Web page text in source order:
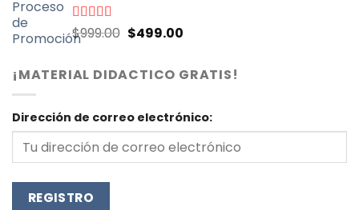
Valorado
con
$999.00 El
original
era:
$499.00El
actual
es:
¡MATERIAL DIDACTICO GRATIS!
Dirección de correo electrónico: